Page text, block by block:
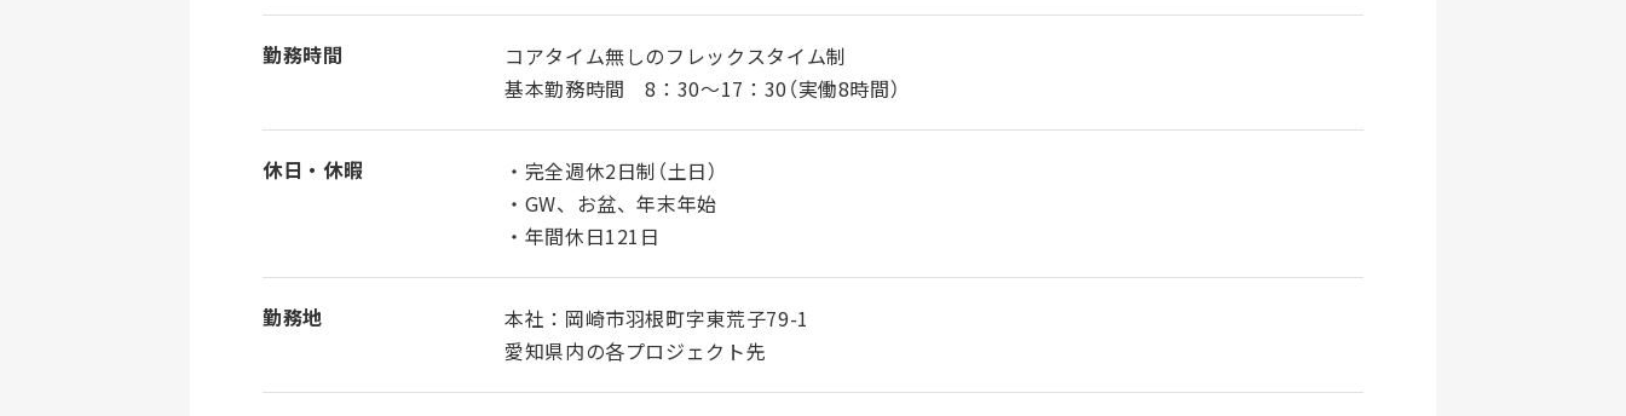
勤務時間
コアタイム無しのフレックスタイム制
基本勤務時間 8：30～17：30（実働8時間）
休日・休暇
・完全週休2日制（土日）
・GW、お盆、年末年始
・年間休日121日
勤務地
本社：岡崎市羽根町字東荒子79-1
愛知県内の各プロジェクト先